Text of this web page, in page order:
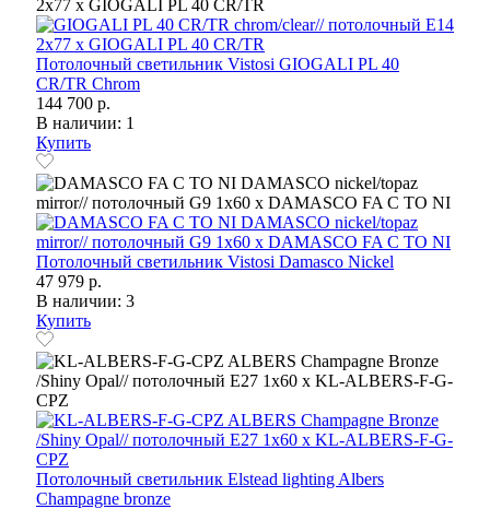
Потолочный светильник Vistosi GIOGALI PL 40
CR/TR Chrom
144 700 р.
В наличии: 1
Купить
Потолочный светильник Vistosi Damasco Nickel
47 979 р.
В наличии: 3
Купить
Потолочный светильник Elstead lighting Albers
Champagne bronze